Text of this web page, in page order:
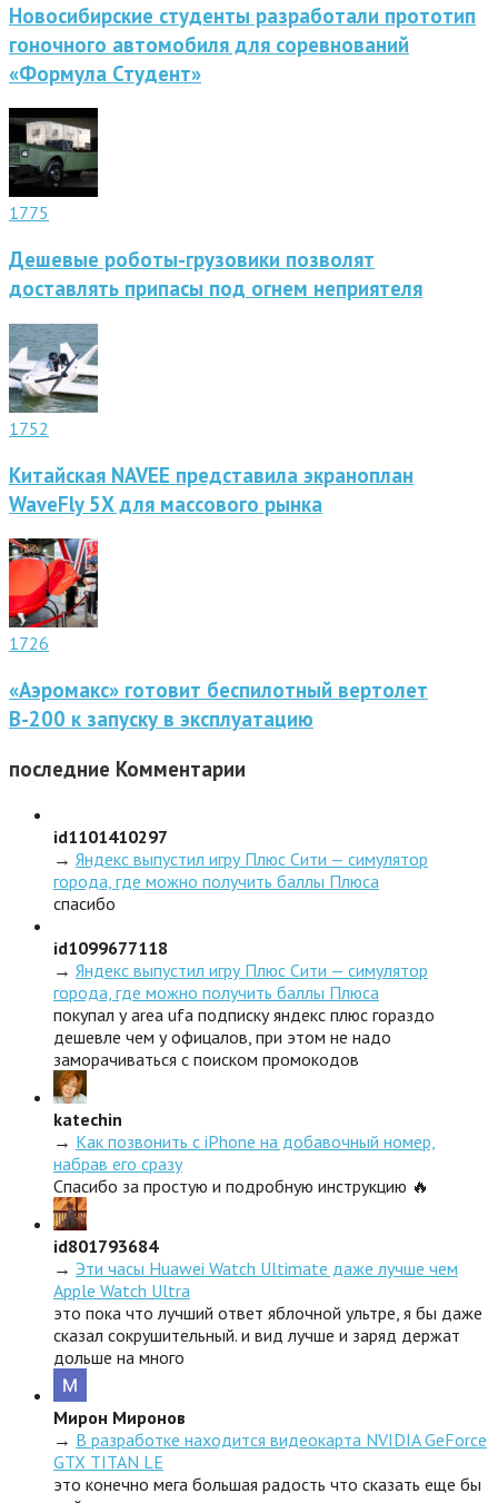
Новосибирские студенты разработали прототип
гоночного автомобиля для соревнований
«Формула Студент»
1775
Дешевые роботы-грузовики позволят
доставлять припасы под огнем неприятеля
1752
Китайская NAVEE представила экраноплан
WaveFly 5X для массового рынка
1726
«Аэромакс» готовит беспилотный вертолет
В-200 к запуску в эксплуатацию
последние Комментарии
id1101410297
→ Яндекс выпустил игру Плюс Сити — симулятор
города, где можно получить баллы Плюса
спасибо
id1099677118
→ Яндекс выпустил игру Плюс Сити — симулятор
города, где можно получить баллы Плюса
покупал у area ufa подписку яндекс плюс гораздо
дешевле чем у офицалов, при этом не надо
заморачиваться с поиском промокодов
katechin
→ Как позвонить с iPhone на добавочный номер,
набрав его сразу
Спасибо за простую и подробную инструкцию 🔥
id801793684
→ Эти часы Huawei Watch Ultimate даже лучше чем
Apple Watch Ultra
это пока что лучший ответ яблочной ультре, я бы даже
сказал сокрушительный. и вид лучше и заряд держат
дольше на много
Мирон Миронов
→ В разработке находится видеокарта NVIDIA GeForce
GTX TITAN LE
это конечно мега большая радость что сказать еще бы